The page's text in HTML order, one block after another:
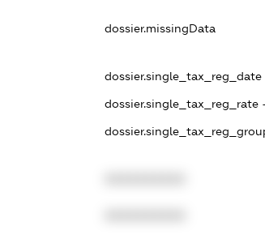
dossier.missingData
dossier.single_tax_reg_date -
dossier.single_tax_reg_rate